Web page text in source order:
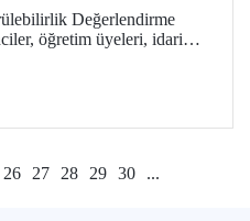
Değerlendirme
öğretim üyeleri, idari
Amaç, EELISA’nın
26 27 28 29 30 ...